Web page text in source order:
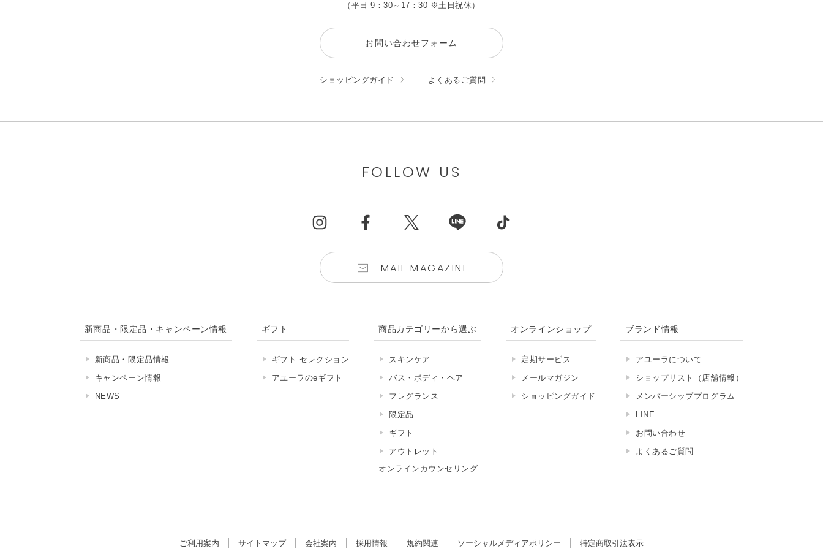
（平日 9：30～17：30 ※土日祝休）
お問い合わせフォーム
ショッピングガイド よくあるご質問
FOLLOW US
MAIL MAGAZINE
新商品・限定品・キャンペーン情報
新商品・限定品情報
キャンペーン情報
NEWS
ギフト
ギフト セレクション
アユーラのeギフト
商品カテゴリーから選ぶ
スキンケア
バス・ボディ・ヘア
フレグランス
限定品
ギフト
アウトレット
オンラインカウンセリング
オンラインショップ
定期サービス
メールマガジン
ショッピングガイド
ブランド情報
アユーラについて
ショップリスト（店舗情報）
メンバーシッププログラム
LINE
お問い合わせ
よくあるご質問
ご利用案内 サイトマップ 会社案内 採用情報 規約関連 ソーシャルメディアポリシー 特定商取引法表示